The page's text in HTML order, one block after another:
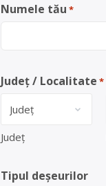
Numele tău *
Județ / Localitate *
Județ
Tipul deșeurilor